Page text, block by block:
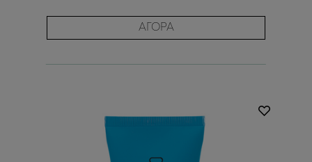
ΑΓΟΡΑ